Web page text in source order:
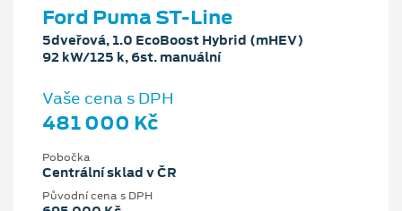
Ford Puma ST-Line
5dveřová, 1.0 EcoBoost Hybrid (mHEV)
92 kW/125 k, 6st. manuální
Vaše cena s DPH
481 000 Kč
Pobočka
Centrální sklad v ČR
Původní cena s DPH